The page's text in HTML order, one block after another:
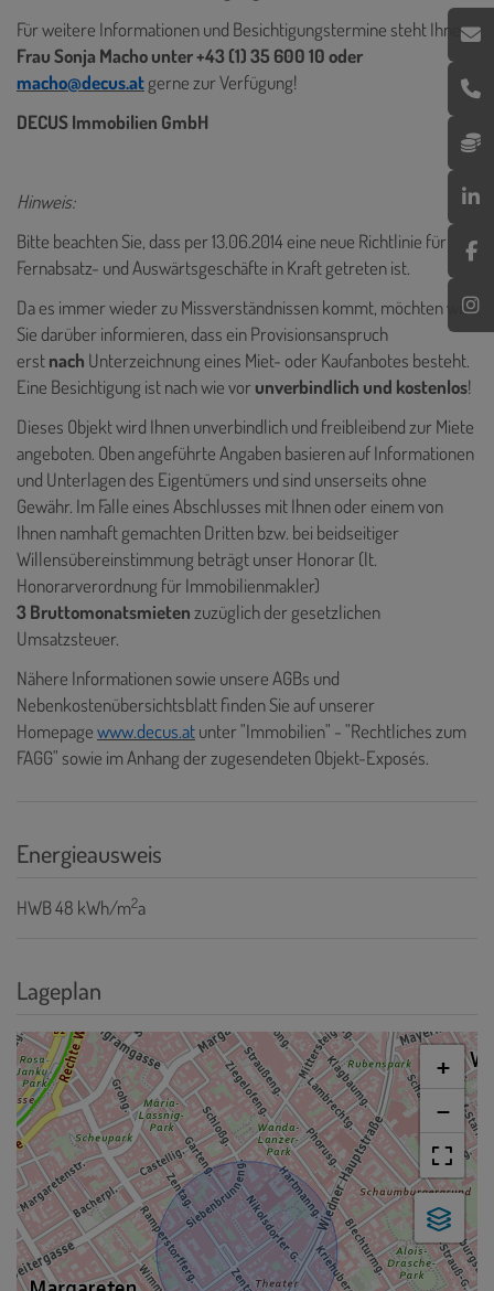
Für weitere Informationen und Besichtigungstermine steht Ihnen
Frau Sonja Macho unter +43 (1) 35 600 10 oder
macho@decus.atgerne zur Verfügung!
DECUS Immobilien GmbH
Hinweis:
Bitte beachten Sie, dass per 13.06.2014 eine neue Richtlinie für
Fernabsatz- und Auswärtsgeschäfte in Kraft getreten ist.
Da es immer wieder zu Missverständnissen kommt, möchten wir
Sie darüber informieren, dass ein Provisionsanspruch
erstnach Unterzeichnung eines Miet- oder Kaufanbotes besteht.
Eine Besichtigung ist nach wie vorunverbindlich und kostenlos!
Dieses Objekt wird Ihnen unverbindlich und freibleibend zur Miete
angeboten. Oben angeführte Angaben basieren auf Informationen
und Unterlagen des Eigentümers und sind unserseits ohne
Gewähr. Im Falle eines Abschlusses mit Ihnen oder einem von
Ihnen namhaft gemachten Dritten bzw. bei beidseitiger
Willensübereinstimmung beträgt unser Honorar (lt.
Honorarverordnung für Immobilienmakler)
3 Bruttomonatsmietenzuzüglich der gesetzlichen
Umsatzsteuer.
Nähere Informationen sowie unsere AGBs und
Nebenkostenübersichtsblatt finden Sie auf unserer
Homepagewww.decus.atunter "Immobilien" - "Rechtliches zum
FAGG" sowie im Anhang der zugesendeten Objekt-Exposés.
Energieausweis
HWB48 kWh/m2a
Lageplan
+
−